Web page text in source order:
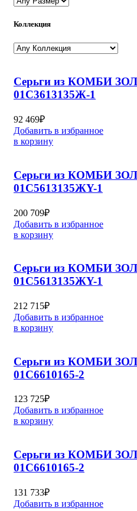
Коллекция
Серьги из КОМБИ
01С3613135Ж-1
92 469₽
Добавить в избранное
в корзину
Серьги из КОМБИ
01С5613135ЖY-1
200 709₽
Добавить в избранное
в корзину
Серьги из КОМБИ
01С5613135ЖY-1
212 715₽
Добавить в избранное
в корзину
Серьги из КОМБИ
01С6610165-2
123 725₽
Добавить в избранное
в корзину
Серьги из КОМБИ
01С6610165-2
131 733₽
Добавить в избранное